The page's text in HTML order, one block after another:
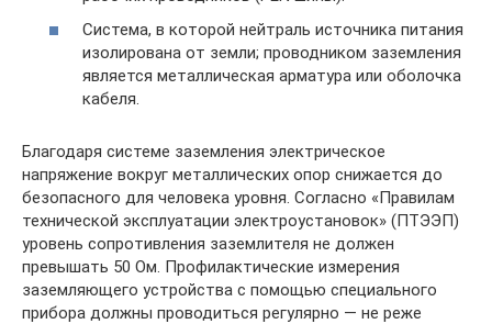
Система, в которой нейтраль источника питания
изолирована от земли; проводником заземления
является металлическая арматура или оболочка
кабеля.
Благодаря системе заземления электрическое
напряжение вокруг металлических опор снижается до
безопасного для человека уровня. Согласно «Правилам
технической эксплуатации электроустановок» (ПТЭЭП)
уровень сопротивления заземлителя не должен
превышать 50 Ом. Профилактические измерения
заземляющего устройства с помощью специального
прибора должны проводиться регулярно — не реже